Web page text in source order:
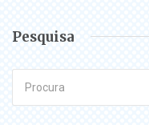
Pesquisa